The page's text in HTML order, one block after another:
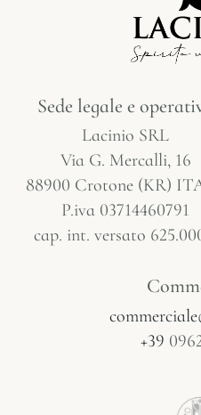
Sede legale e
Lacinio SRL
Via G. Mercalli, 16
88900 Crotone (KR)
P.iva 03714460791
cap. int. versato
+39